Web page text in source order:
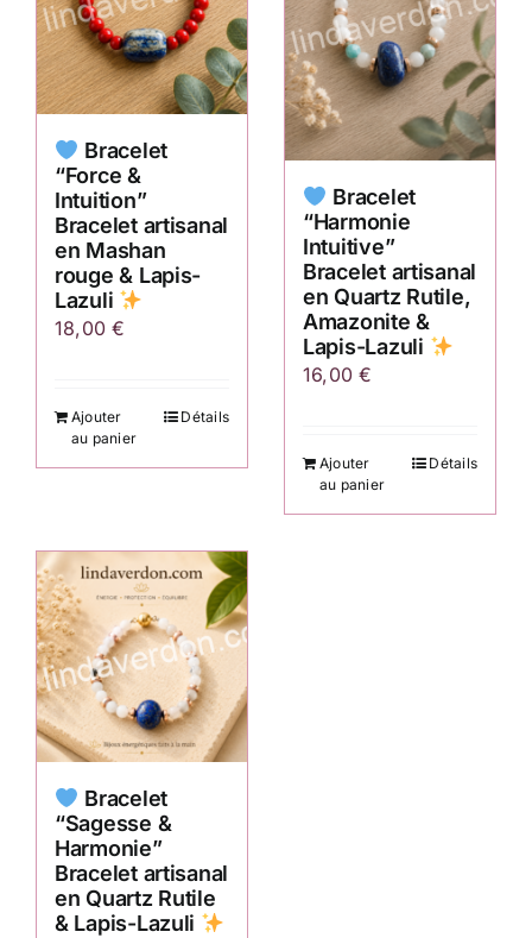
Bracelet
“Force &
Intuition”
Bracelet artisanal
en Mashan
rouge & Lapis-
Lazuli
18,00€
Ajouter
au panier
Détails
Bracelet
“Harmonie
Intuitive”
Bracelet artisanal
en Quartz Rutile,
Amazonite &
Lapis-Lazuli
16,00€
Ajouter
au panier
Détails
Bracelet
“Sagesse &
Harmonie”
Bracelet artisanal
en Quartz Rutile
& Lapis-Lazuli